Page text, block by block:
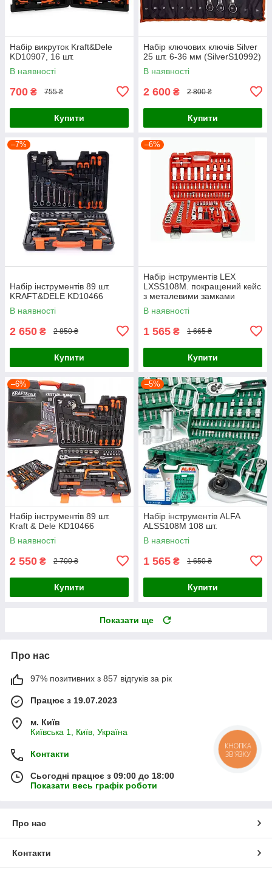
Набір викруток Kraft&Dele
KD10907, 16 шт.
В наявності
700 ₴ 755 ₴
Купити
Набір ключових ключів Silver
25 шт. 6-36 мм (SilverS10992)
В наявності
2 600 ₴ 2 800 ₴
Купити
–7%
Набір інструментів 89 шт.
KRAFT&DELE KD10466
В наявності
2 650 ₴ 2 850 ₴
Купити
–6%
Набір інструментів LEX
LXSS108M. покращений кейс
з металевими замками
В наявності
1 565 ₴ 1 665 ₴
Купити
–6%
Набір інструментів 89 шт.
Kraft & Dele KD10466
В наявності
2 550 ₴ 2 700 ₴
Купити
–5%
Набір інструментів ALFA
ALSS108M 108 шт.
В наявності
1 565 ₴ 1 650 ₴
Купити
Показати ще
Про нас
97% позитивних з 857 відгуків за рік
Працює з 19.07.2023
м. Київ
Київська 1, Київ, Україна
Контакти
Сьогодні працює з 09:00 до 18:00
Показати весь графік роботи
Про нас
Контакти
КНОПКА
ЗВ'ЯЗКУ